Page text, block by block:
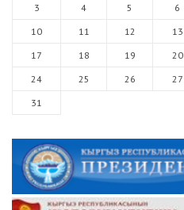
3
4 5 6
10
11 12 13
17
18 19 20
24
25 26 27
31